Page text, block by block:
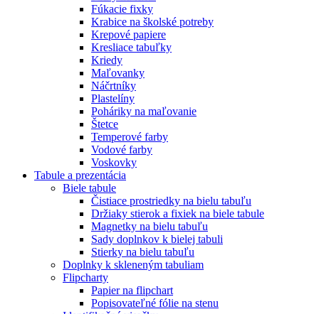
Fúkacie fixky
Krabice na školské potreby
Krepové papiere
Kresliace tabuľky
Kriedy
Maľovanky
Náčrtníky
Plastelíny
Poháriky na maľovanie
Štetce
Temperové farby
Vodové farby
Voskovky
Tabule a prezentácia
Biele tabule
Čistiace prostriedky na bielu tabuľu
Držiaky stierok a fixiek na biele tabule
Magnetky na bielu tabuľu
Sady doplnkov k bielej tabuli
Stierky na bielu tabuľu
Doplnky k skleneným tabuliam
Flipcharty
Papier na flipchart
Popisovateľné fólie na stenu